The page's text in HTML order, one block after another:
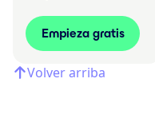
Empieza gratis
Volver arriba